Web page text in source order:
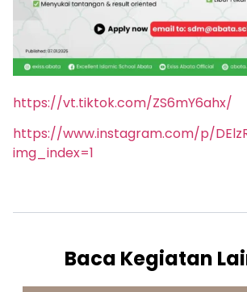
https://vt.tiktok.com/ZS6mY6ahx/
https://www.instagram.com/p/
img_index=1
Baca Kegiatan